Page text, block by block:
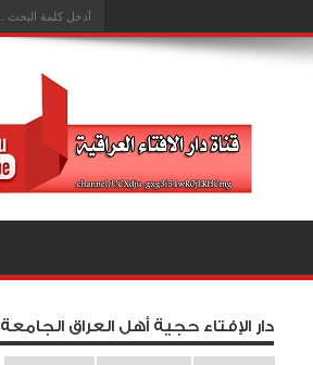
دار الإفتاء حجية أهل العراق الجامعة